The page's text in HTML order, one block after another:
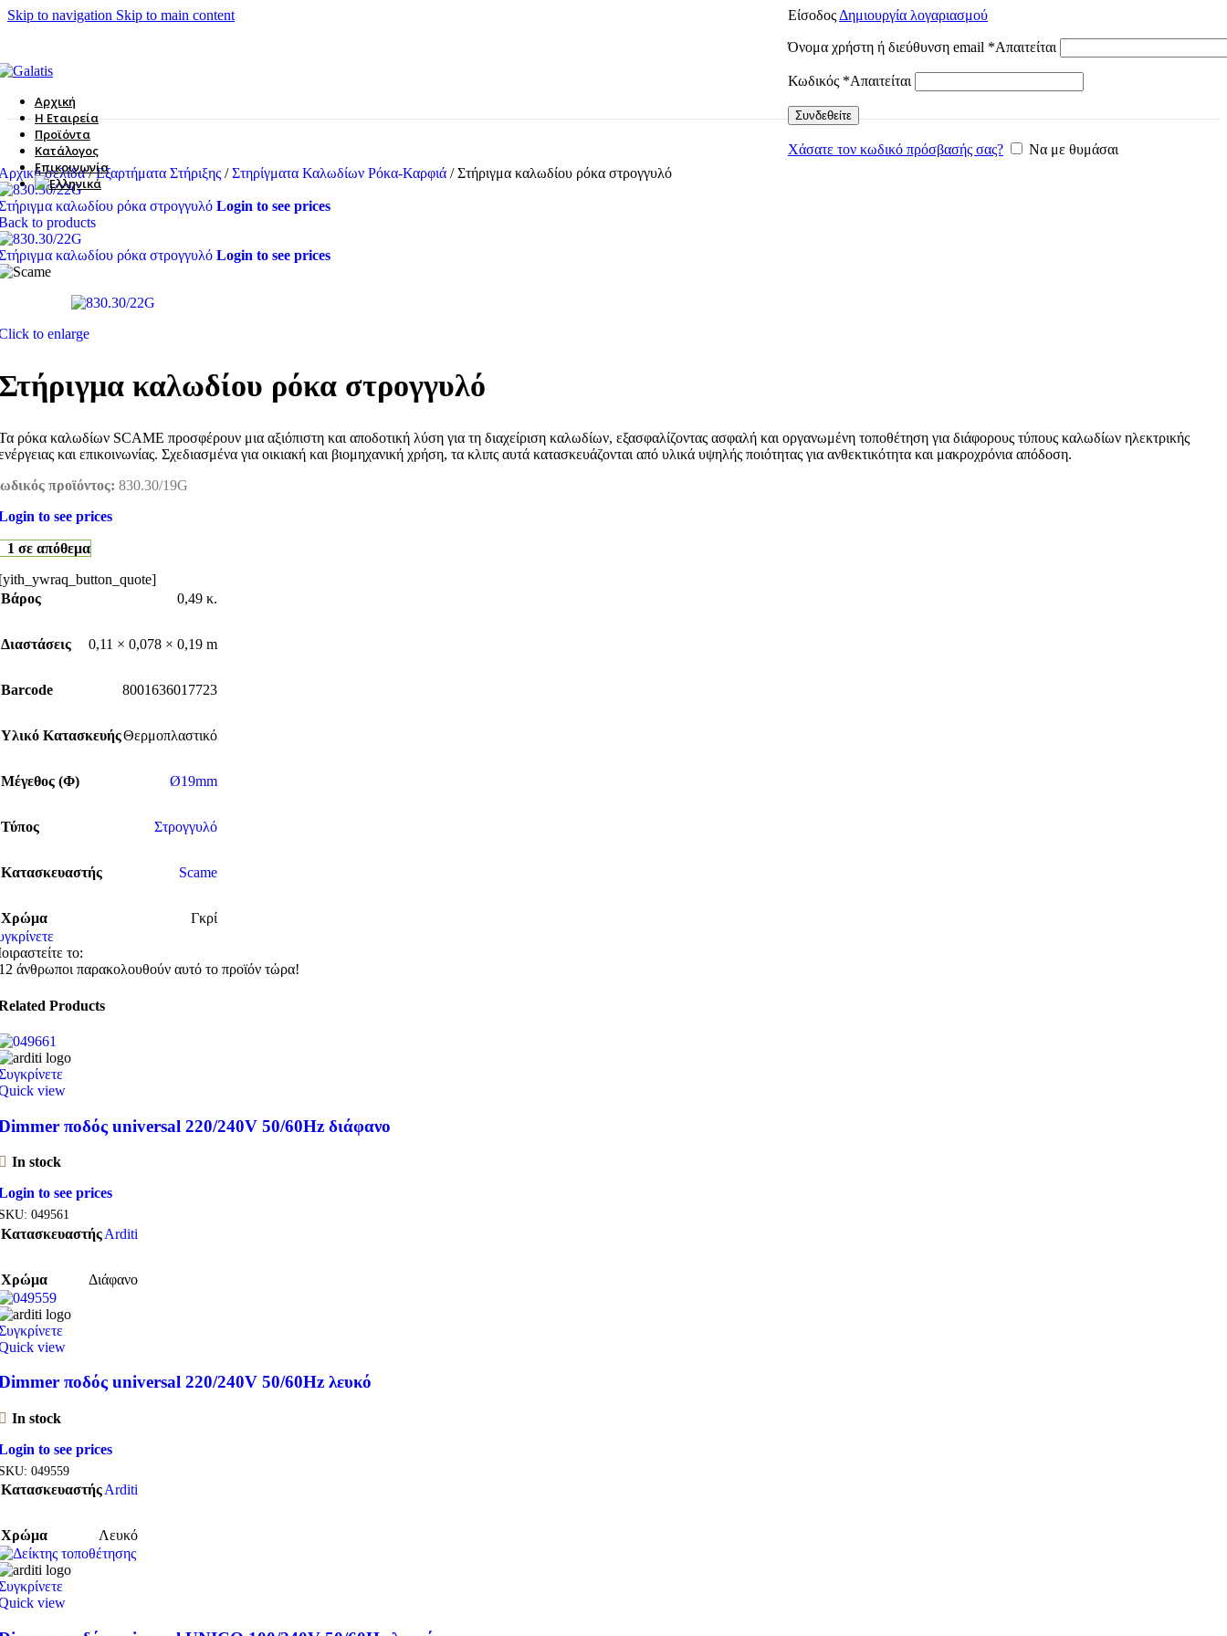
Skip to navigation Skip to main content Είσοδος Δημιουργία λογαριασμού
Όνομα χρήστη ή διεύθυνση email *Απαιτείται
Κωδικός *Απαιτείται
Συνδεθείτε
Χάσατε τον κωδικό πρόσβασής σας? Να με θυμάσαι
Αρχική
Η Εταιρεία
Προϊόντα
Κατάλογος
Επικοινωνία
σελίδα/ Εξαρτήματα Στήριξης / Στηρίγματα Καλωδίων Ρόκα-Καρφιά / Στήριγμα καλωδίου ρόκα στρογγυλό
καλωδίου ρόκα στρογγυλό Login to see prices
to products
καλωδίου ρόκα στρογγυλό Login to see prices
to enlarge
καλωδίου ρόκα στρογγυλό
ρόκα καλωδίων SCAME προσφέρουν μια αξιόπιστη και αποδοτική λύση για τη διαχείριση καλωδίων, εξασφαλίζοντας ασφαλή και οργανωμένη τοποθέτηση για διάφορους τύπους καλωδίων ηλεκτρικής
και επικοινωνίας. Σχεδιασμένα για οικιακή και βιομηχανική χρήση, τα κλιπς αυτά κατασκευάζονται από υλικά υψηλής ποιότητας για ανθεκτικότητα και μακροχρόνια απόδοση.
προϊόντος: 830.30/19G
to see prices
1 σε απόθεμα
Βάρος
0,49 κ.
Διαστάσεις 0,11 × 0,078 × 0,19 m
Barcode 8001636017723
Υλικό ΚατασκευήςΘερμοπλαστικό
Μέγεθος (Φ) Ø19mm
Τύπος Στρογγυλό
Κατασκευαστής Scame
Χρώμα
Γκρί
το:
άνθρωποι παρακολουθούν αυτό το προϊόν τώρα!
Products
view
ποδός universal 220/240V 50/60Hz διάφανο
In stock
to see prices
049561
ΚατασκευαστήςArditi
Χρώμα Διάφανο
view
ποδός universal 220/240V 50/60Hz λευκό
In stock
to see prices
049559
ΚατασκευαστήςArditi
Χρώμα Λευκό
view